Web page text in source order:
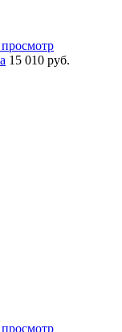
15 010 руб.